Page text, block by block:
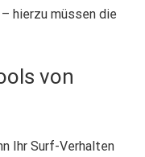
hierzu müssen die
von
Ihr Surf-Verhalten